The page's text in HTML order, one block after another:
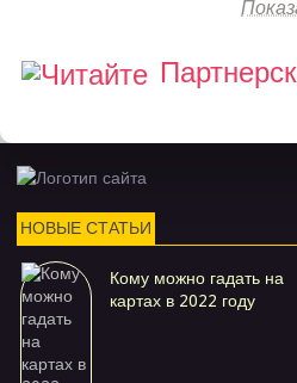
НОВЫЕ СТАТЬИ
Кому можно гадать на
картах в 2022 году